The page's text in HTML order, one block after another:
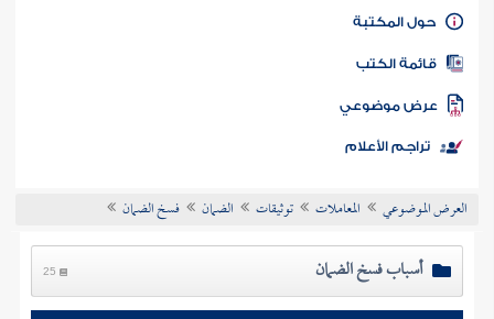
كتاب الأمة
المكتبة
الكتب
موضوعي
تراجم الأعلام
العرض الموضوعي المعاملات توثيقات الضمان فسخ الضمان
أسباب فسخ الضمان 25